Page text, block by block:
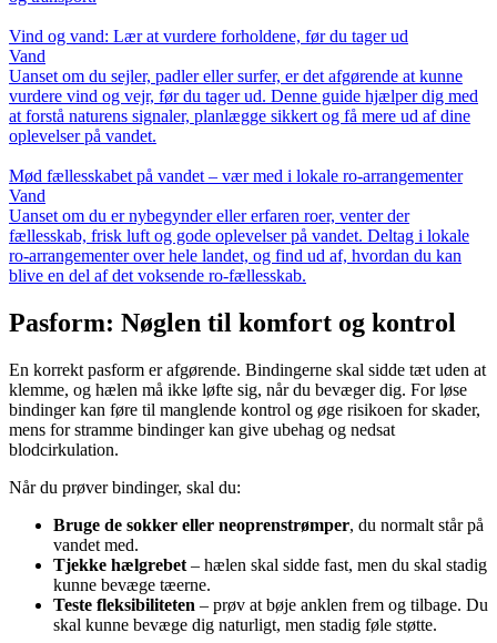
Vind og vand: Lær at vurdere forholdene, før du tager ud
Vand
Uanset om du sejler, padler eller surfer, er det afgørende at kunne
vurdere vind og vejr, før du tager ud. Denne guide hjælper dig med
at forstå naturens signaler, planlægge sikkert og få mere ud af dine
oplevelser på vandet.
Mød fællesskabet på vandet – vær med i lokale ro-arrangementer
Vand
Uanset om du er nybegynder eller erfaren roer, venter der
fællesskab, frisk luft og gode oplevelser på vandet. Deltag i lokale
ro-arrangementer over hele landet, og find ud af, hvordan du kan
blive en del af det voksende ro-fællesskab.
Pasform: Nøglen til komfort og kontrol
En korrekt pasform er afgørende. Bindingerne skal sidde tæt uden at
klemme, og hælen må ikke løfte sig, når du bevæger dig. For løse
bindinger kan føre til manglende kontrol og øge risikoen for skader,
mens for stramme bindinger kan give ubehag og nedsat
blodcirkulation.
Når du prøver bindinger, skal du:
Bruge de sokker eller neoprenstrømper, du normalt står på
vandet med.
Tjekke hælgrebet – hælen skal sidde fast, men du skal stadig
kunne bevæge tæerne.
Teste fleksibiliteten – prøv at bøje anklen frem og tilbage. Du
skal kunne bevæge dig naturligt, men stadig føle støtte.